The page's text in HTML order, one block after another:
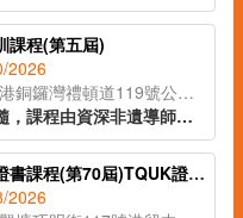
課程(第五屆)
2026
@持續進修中心(香港銅鑼灣禮頓道119號公理堂大樓21-23樓)
為延續傳統文化精髓，課程由資深非遺導師授課，帶領學員深入了解各類非遺工藝的歷史背景與教學技巧。學員更可於課堂中親手製作不同非遺作品，親身體驗傳統工藝的魅力。完成課程後，學員將獲頒 IAEA國際教育認證聯盟學習證書，為日後成為非遺手工藝導師奠定基礎。
兒童視覺藝術導師證書課程(第70屆)TQUK證書申請
2026